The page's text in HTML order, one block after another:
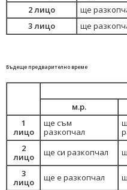
2 лицо
ще
3 лицо
ще
Бъдеще предварително време
м.р.
1
лицо
ще съм
разкопчал
2
лицо
ще си разкопчал
3
лицо
ще е разкопчал